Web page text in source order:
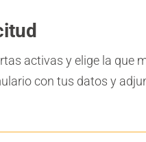
activas y elige la que
con tus datos y